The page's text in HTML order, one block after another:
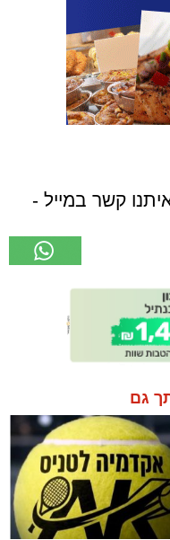
קשר במייל -
גם